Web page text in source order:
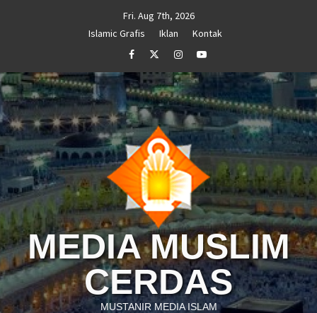
Fri. Aug 7th, 2026
Islamic Grafis
Iklan
Kontak
FacebookTwitterInstagramYoutube
MEDIA MUSLIM
CERDAS
MUSTANIR MEDIA ISLAM